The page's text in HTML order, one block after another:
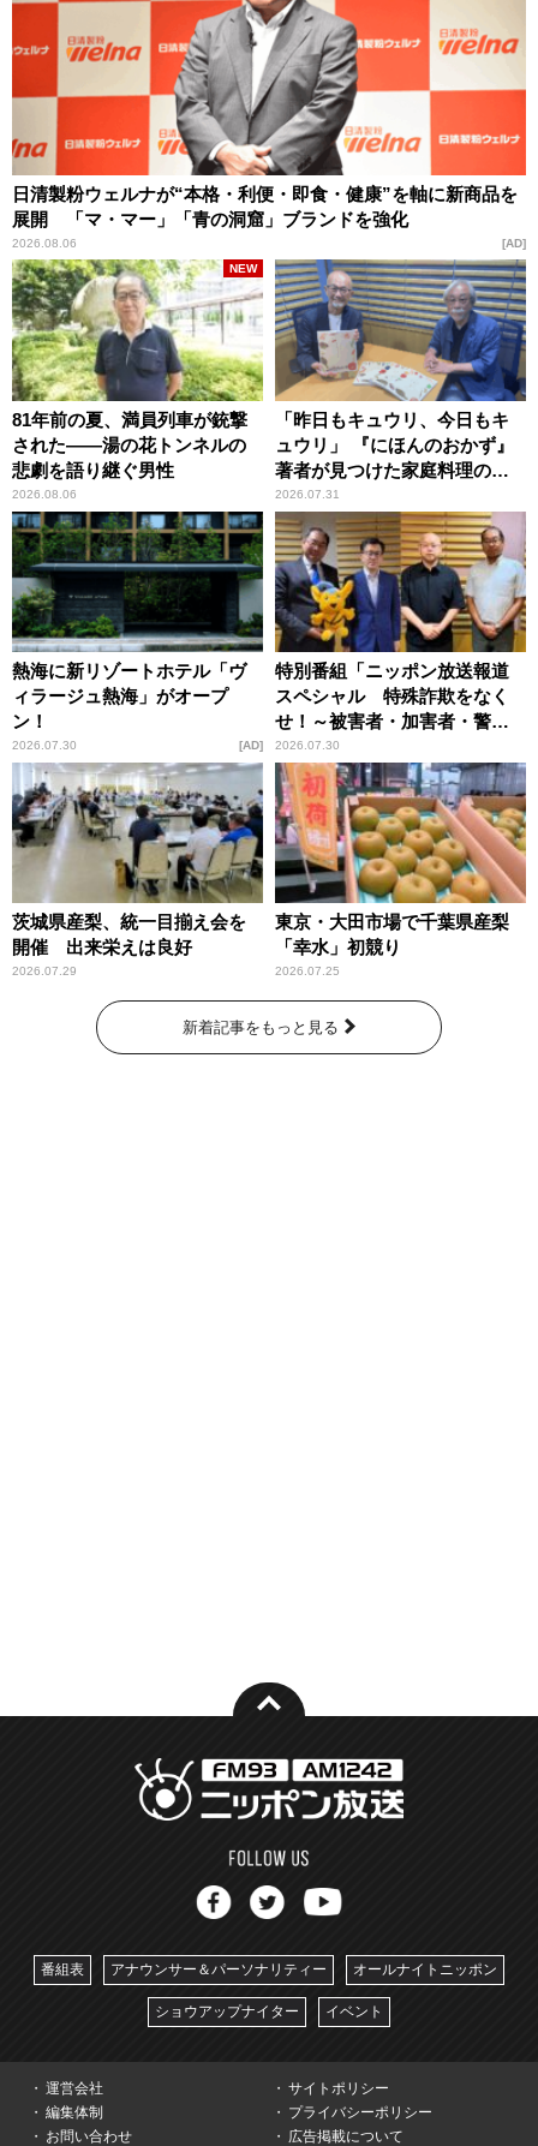
日清製粉ウェルナが“本格・利便・即食・健康”を軸に新商品を
展開 「マ・マー」「青の洞窟」ブランドを強化
2026.08.06 AD
81年前の夏、満員列車が銃撃
された――湯の花トンネルの
悲劇を語り継ぐ男性
2026.08.06
NEW
「昨日もキュウリ、今日もキ
ュウリ」 『にほんのおかず』
著者が見つけた家庭料理の知
恵
2026.07.31
熱海に新リゾートホテル「ヴ
ィラージュ熱海」がオープ
ン！
2026.07.30 AD
特別番組「ニッポン放送報道
スペシャル 特殊詐欺をなく
せ！～被害者・加害者・警視
庁が語るトクリュウの実態
～」放送
2026.07.30
茨城県産梨、統一目揃え会を
開催 出来栄えは良好
2026.07.29
東京・大田市場で千葉県産梨
「幸水」初競り
2026.07.25
新着記事をもっと見る
番組表 アナウンサー＆パーソナリティー オールナイトニッポン
ショウアップナイター イベント
運営会社
サイトポリシー
編集体制
プライバシーポリシー
お問い合わせ
広告掲載について